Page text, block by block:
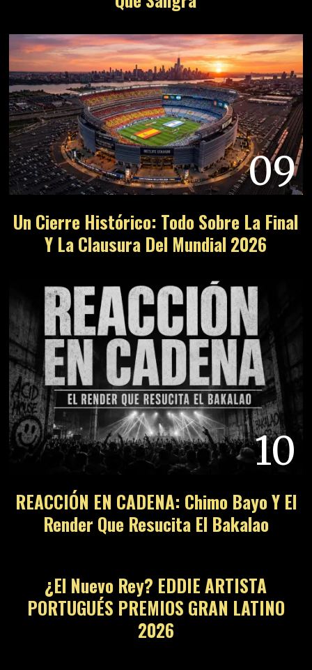
09
Un Cierre Histórico: Todo Sobre La Final
Y La Clausura Del Mundial 2026
10
REACCIÓN EN CADENA: Chimo Bayo Y El
Render Que Resucita El Bakalao
11
¿El Nuevo Rey? EDDIE ARTISTA
PORTUGUÉS PREMIOS GRAN LATINO
2026